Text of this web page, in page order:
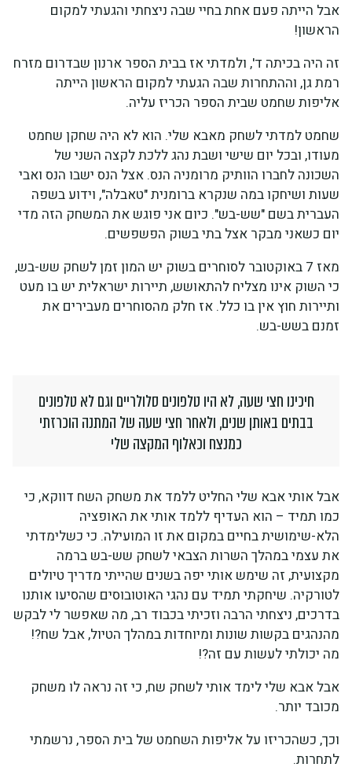
אבל הייתה פעם אחת בחיי שבה ניצחתי והגעתי למקום
הראשון!
זה היה בכיתה ד', ולמדתי אז בבית הספר ארנון שבדרום מזרח
רמת גן, וההתחרות שבה הגעתי למקום הראשון הייתה
אליפות שחמט שבית הספר הכריז עליה.
שחמט למדתי לשחק מאבא שלי. הוא לא היה שחקן שחמט
מעודו, ובכל יום שישי ושבת נהג ללכת לקצה השני של
השכונה לחברו הוותיק מרומניה הנס. אצל הנס ישבו הנס ואבי
שעות ושיחקו במה שנקרא ברומנית "טאבלה", וידוע בשפה
העברית בשם "שש-בש". כיום אני פוגש את המשחק הזה מדי
יום כשאני מבקר אצל בתי בשוק הפשפשים.
מאז 7 באוקטובר לסוחרים בשוק יש המון זמן לשחק שש-בש,
כי השוק אינו מצליח להתאושש, תיירות ישראלית יש בו מעט
ותיירות חוץ אין בו כלל. אז חלק מהסוחרים מעבירים את
זמנם בשש-בש.
חיכינו חצי שעה, לא היו טלפונים סלולריים וגם לא טלפונים
בבתים באותן שנים, ולאחר חצי שעה של המתנה הוכרזתי
כמנצח וכאלוף המקצה שלי
אבל אותי אבא שלי החליט ללמד את משחק השח דווקא, כי
כמו תמיד – הוא העדיף ללמד אותי את האופציה
הלא-שימושית בחיים במקום את זו המועילה. כי כשלימדתי
את עצמי במהלך השרות הצבאי לשחק שש-בש ברמה
מקצועית, זה שימש אותי יפה בשנים שהייתי מדריך טיולים
לטורקיה. שיחקתי תמיד עם נהגי האוטובוסים שהסיעו אותנו
בדרכים, ניצחתי הרבה וזכיתי בכבוד רב, מה שאפשר לי לבקש
מהנהגים בקשות שונות ומיוחדות במהלך הטיול, אבל שח?!
מה יכולתי לעשות עם זה?!
אבל אבא שלי לימד אותי לשחק שח, כי זה נראה לו משחק
מכובד יותר.
וכך, כשהכריזו על אליפות השחמט של בית הספר, נרשמתי
לתחרות.